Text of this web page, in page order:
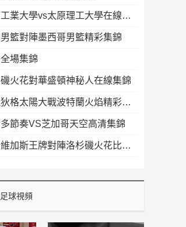
火爆湖南工業大學vs太原理工大學在線集錦
籃對陣墨西哥男籃精彩集錦
場集錦
火花對華盛頓神秘人在線集錦
免費康涅狄格太陽大戰波特蘭火焰精彩集錦
節奏VS芝加哥天空高清集錦
重磅拉斯維加斯王牌對陣洛杉磯火花比賽集錦
足球視頻